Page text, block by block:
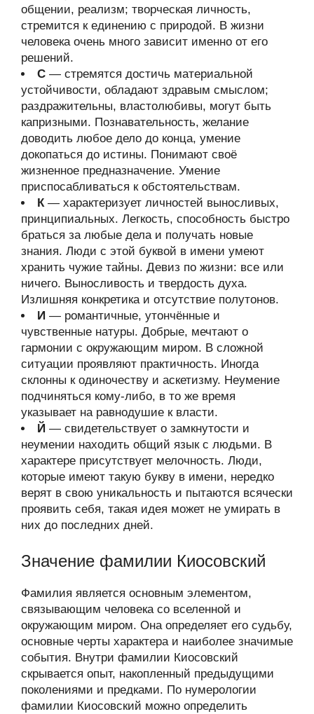
общении, реализм; творческая личность,
стремится к единению с природой. В жизни
человека очень много зависит именно от его
решений.
С — стремятся достичь материальной
устойчивости, обладают здравым смыслом;
раздражительны, властолюбивы, могут быть
капризными. Познавательность, желание
доводить любое дело до конца, умение
докопаться до истины. Понимают своё
жизненное предназначение. Умение
приспосабливаться к обстоятельствам.
К— характеризует личностей выносливых,
принципиальных. Легкость, способность быстро
браться за любые дела и получать новые
знания. Люди с этой буквой в имени умеют
хранить чужие тайны. Девиз по жизни: все или
ничего. Выносливость и твердость духа.
Излишняя конкретика и отсутствие полутонов.
И — романтичные, утончённые и
чувственные натуры. Добрые, мечтают о
гармонии с окружающим миром. В сложной
ситуации проявляют практичность. Иногда
склонны к одиночеству и аскетизму. Неумение
подчиняться кому-либо, в то же время
указывает на равнодушие к власти.
Й — свидетельствует о замкнутости и
неумении находить общий язык с людьми. В
характере присутствует мелочность. Люди,
которые имеют такую букву в имени, нередко
верят в свою уникальность и пытаются всячески
проявить себя, такая идея может не умирать в
них до последних дней.
Значение фамилии Киосовский
Фамилия является основным элементом,
связывающим человека со вселенной и
окружающим миром. Она определяет его судьбу,
основные черты характера и наиболее значимые
события. Внутри фамилии Киосовский
скрывается опыт, накопленный предыдущими
поколениями и предками. По нумерологии
фамилии Киосовский можно определить